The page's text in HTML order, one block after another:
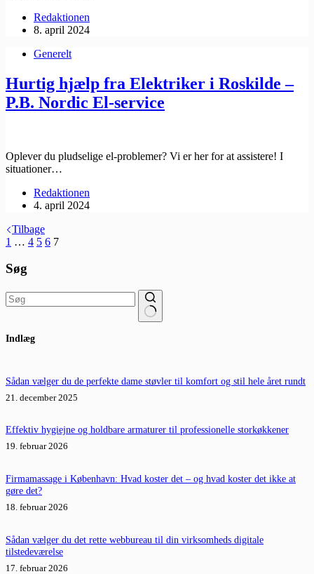
Redaktionen
8. april 2024
Generelt
Hurtig hjælp fra Elektriker i Roskilde –
P.B. Nordic El-service
Oplever du pludselige el-problemer? Vi er her for at assistere! I
situationer…
Redaktionen
4. april 2024
Tilbage
1 … 4 5 6 7
Søg
resultater
Indlæg
Sådan vælger du de perfekte dame støvler til komfort og stil hele året rundt
21. december 2025
Effektiv hygiejne og holdbare armaturer til professionelle storkøkkener
19. februar 2026
Firmamassage i København: Hvad koster det – og hvad koster det ikke at
gøre det?
18. februar 2026
Sådan vælger du det rette webbureau til din virksomheds digitale
tilstedeværelse
17. februar 2026